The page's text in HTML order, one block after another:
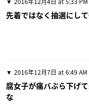
先着ではなく抽選にし
2016年12月7日 at 6:49 AM
腐女子が痛バぶら下げ
な